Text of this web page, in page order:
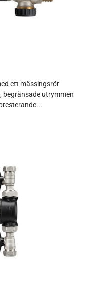
ett mässingsrör
begränsade utrymmen